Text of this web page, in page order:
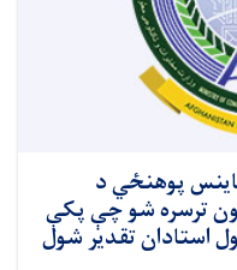
پوهنځي د
ترسره شو چې پکې